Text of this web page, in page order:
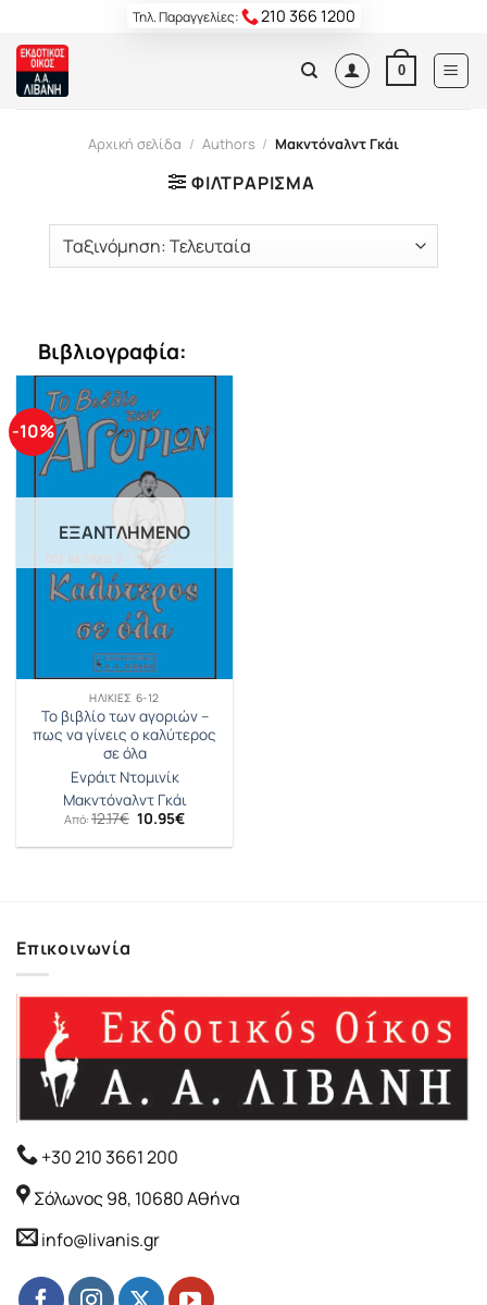
content
Τηλ. Παραγγελίες: 210 366 1200
0
Αρχική σελίδα / Authors / Μακντόναλντ Γκάι
ΦΙΛΤΡΆΡΙΣΜΑ
Βιβλιογραφία:
-10%
ΕΞΑΝΤΛΗΜΈΝΟ
ΗΛΙΚΊΕΣ 6-12
Το βιβλίο των αγοριών –
πως να γίνεις ο καλύτερος
σε όλα
Ενράιτ Ντομινίκ
Μακντόναλντ Γκάι
Από: 12.17€ Original
price
was:
10.95€Η
τιμή
Επικοινωνία
+30 210 3661 200
Σόλωνος 98, 10680 Αθήνα
info@livanis.gr